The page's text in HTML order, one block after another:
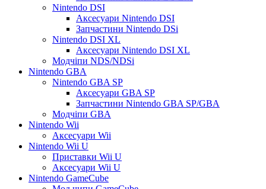
Nintendo DSI
Аксесуари Nintendo DSI
Запчастини Nintendo DSi
Nintendo DSI XL
Аксесуари Nintendo DSI XL
Модчіпи NDS/NDSi
Nintendo GBA
Nintendo GBA SP
Аксесуари GBA SP
Запчастини Nintendo GBA SP/GBA
Модчіпи GBA
Nintendo Wii
Аксесуари Wii
Nintendo Wii U
Приставки Wii U
Аксесуари Wii U
Nintendo GameCube